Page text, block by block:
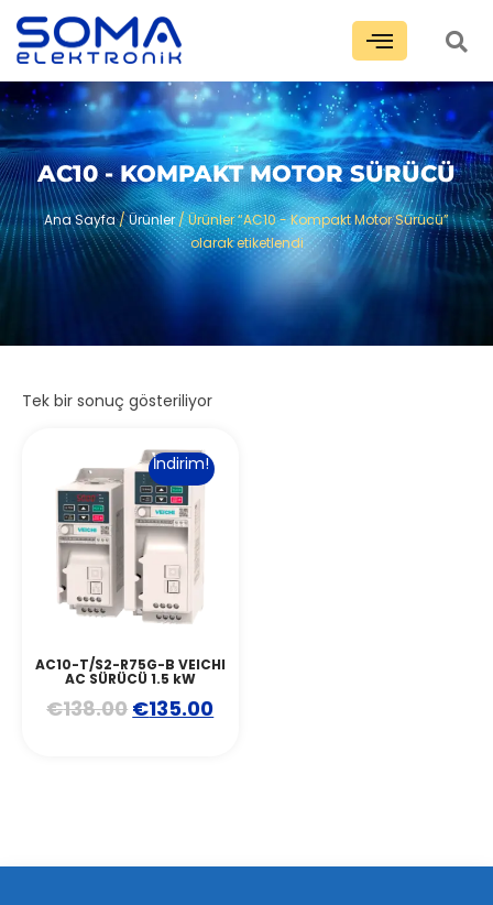
AC10 - KOMPAKT MOTOR SÜRÜCÜ
Ana Sayfa/Ürünler/ Ürünler “AC10 - Kompakt Motor Sürücü”
olarak etiketlendi
Tek bir sonuç gösteriliyor
İndirim!
AC10-T/S2-R75G-B VEICHI
AC SÜRÜCÜ 1.5 kW
€138.00 €135.00